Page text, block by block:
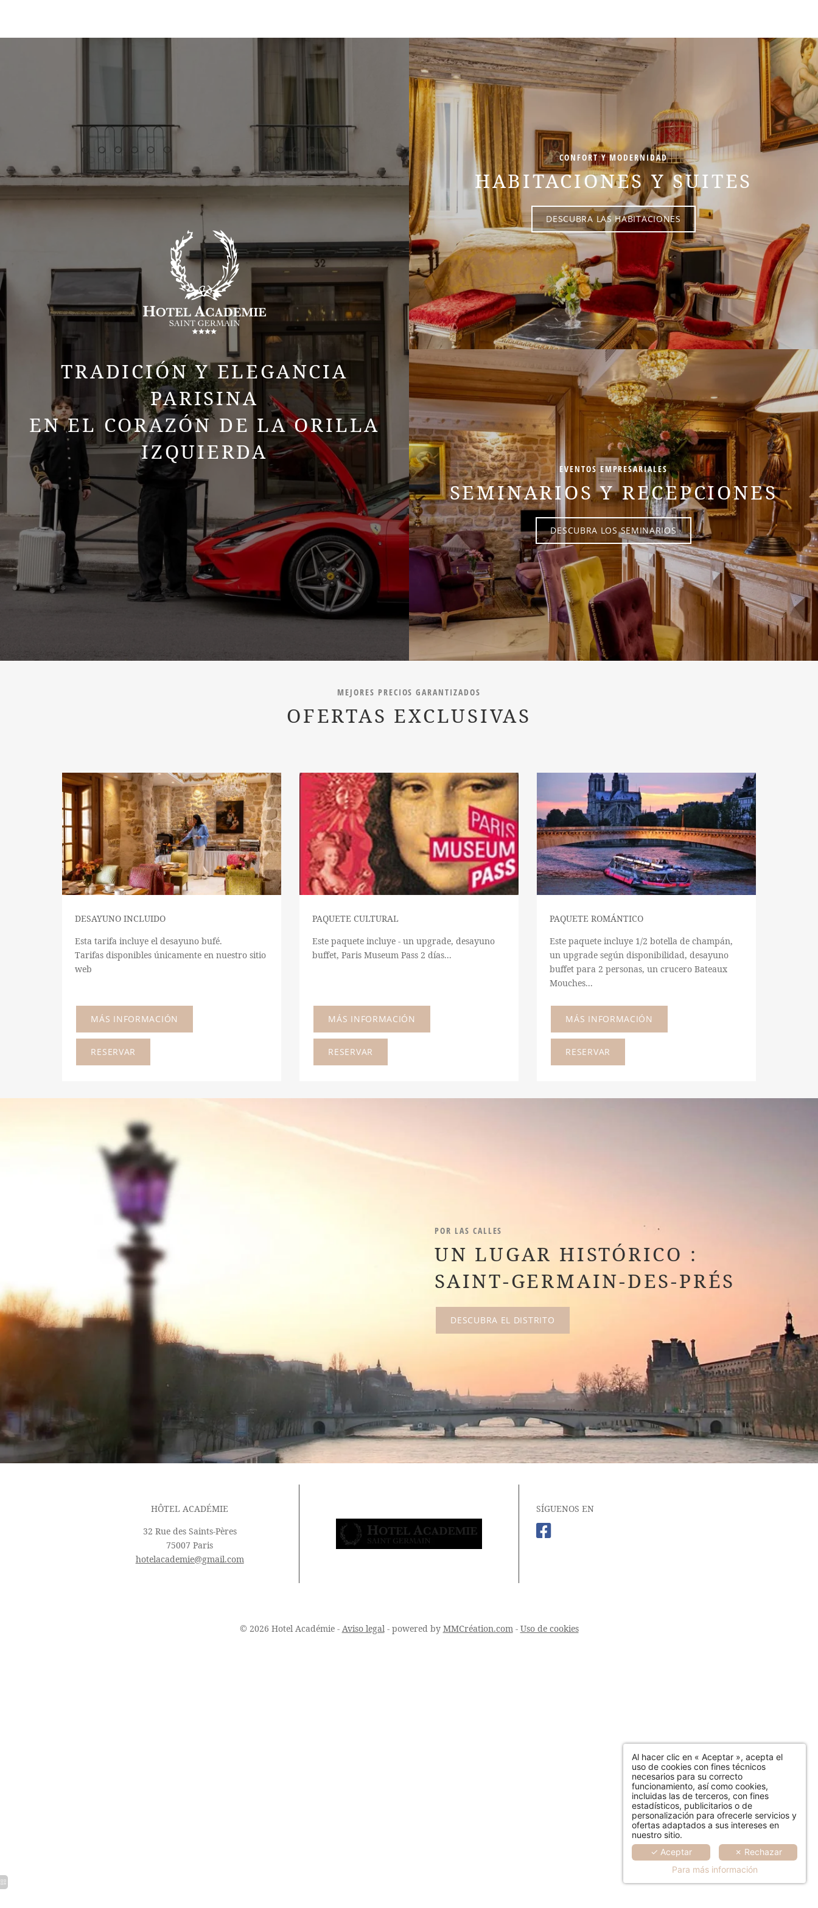
TRADICIÓN Y ELEGANCIA
PARISINA
EN EL CORAZÓN DE LA ORILLA
IZQUIERDA
DESCUBRA EL HOTEL
CONFORT Y MODERNIDAD
HABITACIONES Y SUITES
DESCUBRA LAS HABITACIONES
EVENTOS EMPRESARIALES
SEMINARIOS Y RECEPCIONES
DESCUBRA LOS SEMINARIOS
MEJORES PRECIOS GARANTIZADOS
OFERTAS EXCLUSIVAS
DESAYUNO INCLUIDO
Esta tarifa incluye el desayuno bufé.
Tarifas disponibles únicamente en nuestro sitio
web
RESERVAR
MÁS INFORMACIÓN
PAQUETE CULTURAL
Este paquete incluye - un upgrade, desayuno
buffet, Paris Museum Pass 2 días...
RESERVAR
MÁS INFORMACIÓN
PAQUETE ROMÁNTICO
Este paquete incluye 1/2 botella de champán,
un upgrade según disponibilidad, desayuno
buffet para 2 personas, un crucero Bateaux
Mouches...
RESERVAR
MÁS INFORMACIÓN
POR LAS CALLES
UN LUGAR HISTÓRICO :
SAINT-GERMAIN-DES-PRÉS
DESCUBRA EL DISTRITO
HÔTEL ACADÉMIE
32 Rue des Saints-Pères
75007 Paris
hotelacademie@gmail.com
SÍGUENOS EN
© 2026 Hotel Académie - Aviso legal - powered by MMCréation.com - Uso de cookies
HOTEL
SEMINARIOS
BARRIO
CONCIERGERÍA
Al hacer clic en « Aceptar », acepta el
uso de cookies con fines técnicos
necesarios para su correcto
funcionamiento, así como cookies,
incluidas las de terceros, con fines
estadísticos, publicitarios o de
personalización para ofrecerle servicios y
ofertas adaptados a sus intereses en
nuestro sitio.
✓ Aceptar
✗ Rechazar
Para más información